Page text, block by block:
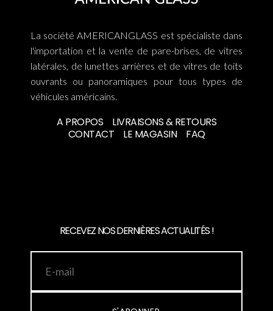
La société AMERICANGLASS est spécialiste dans
l'importation et la vente de pare-brises, de vitres
latérales, de lunettes arrières et de vitres de toits
ouvrants ou panoramiques pour tous types de
véhicules américains.
A PROPOS
LIVRAISONS & RETOURS
CONTACT
LE MAGASIN FAQ
RECEVEZ NOS DERNIÈRES ACTUALITÉS !